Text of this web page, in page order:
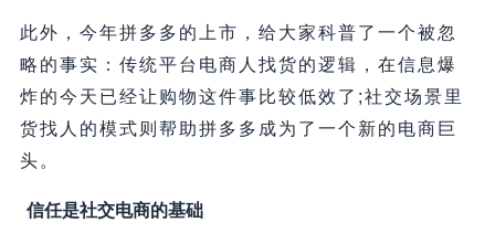
此外，今年拼多多的上市，给大家科普了一个被忽
略的事实：传统平台电商人找货的逻辑，在信息爆
炸的今天已经让购物这件事比较低效了;社交场景里
货找人的模式则帮助拼多多成为了一个新的电商巨
头。
信任是社交电商的基础